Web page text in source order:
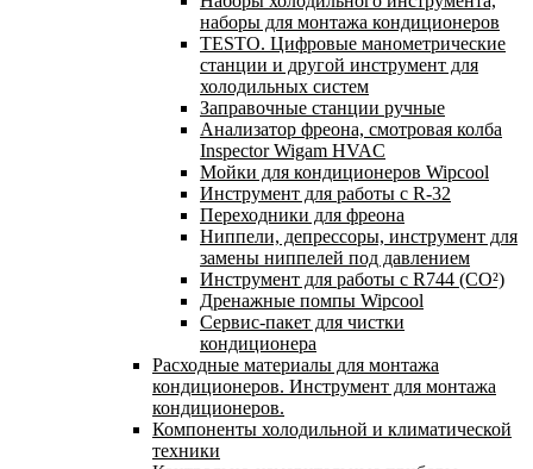
наборы для монтажа кондиционеров
TESTO. Цифровые манометрические
станции и другой инструмент для
холодильных систем
Заправочные станции ручные
Анализатор фреона, смотровая колба
Inspector Wigam HVAC
Мойки для кондиционеров Wipcool
Инструмент для работы с R-32
Переходники для фреона
Ниппели, депрессоры, инструмент для
замены ниппелей под давлением
Инструмент для работы с R744 (CO²)
Дренажные помпы Wipcool
Сервис-пакет для чистки
кондиционера
Расходные материалы для монтажа
кондиционеров. Инструмент для монтажа
кондиционеров.
Компоненты холодильной и климатической
техники